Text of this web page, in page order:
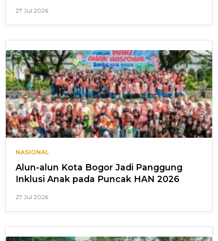
27 Jul 2026
NASIONAL
Alun-alun Kota Bogor Jadi Panggung
Inklusi Anak pada Puncak HAN 2026
27 Jul 2026